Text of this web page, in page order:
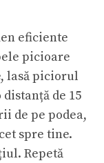
eficiente
picioare
lasă piciorul
de 15
de pe podea,
spre tine.
Repetă